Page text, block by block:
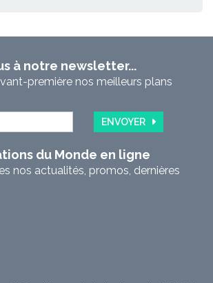
à notre newsletter...
première nos meilleurs plans
ENVOYER
du Monde en ligne
nos actualités, promos, dernières